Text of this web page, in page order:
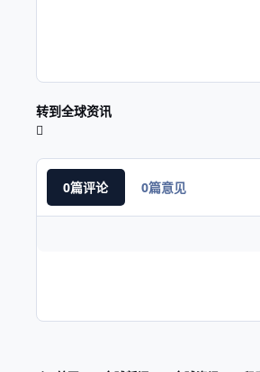
转到全球资讯
0篇评论 0篇意见